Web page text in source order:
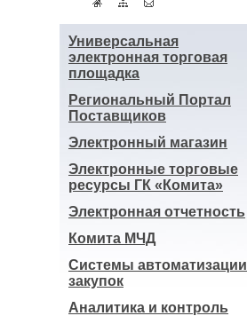
Универсальная
электронная торговая
площадка
Региональный Портал
Поставщиков
Электронный магазин
Электронные торговые
ресурсы ГК «Комита»
Электронная отчетность
Комита МЧД
Системы автоматизации
закупок
Аналитика и контроль